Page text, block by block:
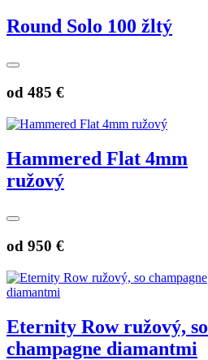
Round Solo 100 žltý
od 485 €
Hammered Flat 4mm
ružový
od 950 €
Eternity Row ružový, so
champagne diamantmi